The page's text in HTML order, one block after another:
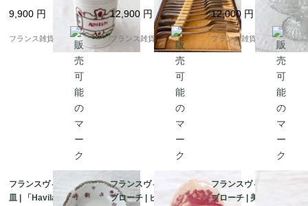
金彩やグリーンの植物
が描かれた「AURE
9,900 円
フランス雑貨chouchou
本セット｜フレンチエ
レガンス ロカイユ＆ア
カンサス模様 | 1900年
代前半
12,900 円
フランス雑貨chouchou
模様のプレスドガラス
が素敵 | 1900年代中頃
12,000 円
フランス雑貨chouchou
フランスヴィンテージ
皿 | 「Haviland Limog
フランスヴィンテージ
ブローチ | ピンク色の
フランスヴィンテージ
ブローチ | 美しい木目